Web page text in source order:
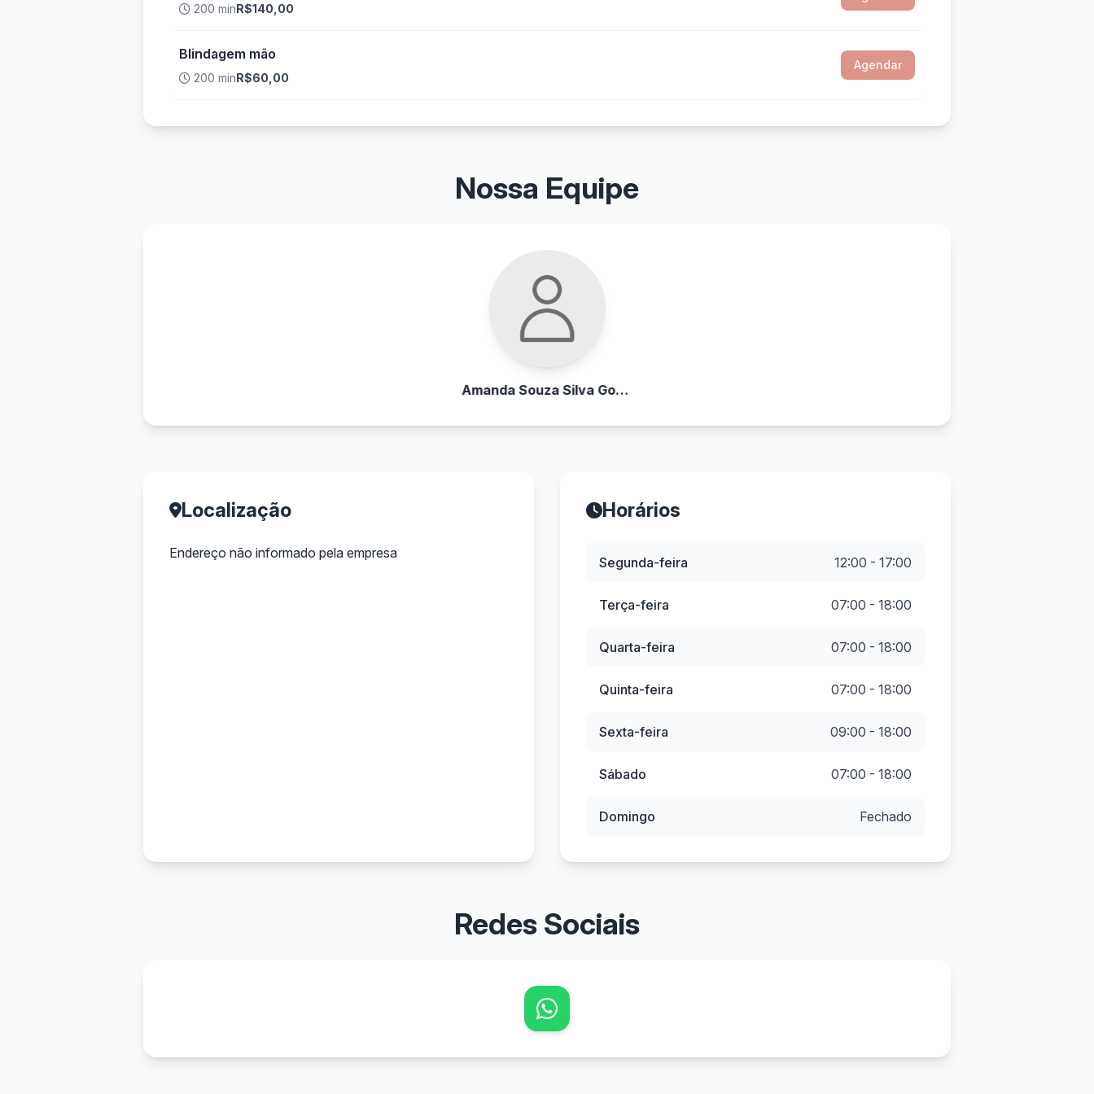
200 minR$140,00
Blindagem mão
200 minR$60,00
Agendar
Nossa Equipe
Amanda Souza Silva Godinho
Localização
Endereço não informado pela empresa
Horários
Segunda-feira 12:00 - 17:00
Terça-feira 07:00 - 18:00
Quarta-feira 07:00 - 18:00
Quinta-feira 07:00 - 18:00
Sexta-feira 09:00 - 18:00
Sábado 07:00 - 18:00
Domingo Fechado
Redes Sociais